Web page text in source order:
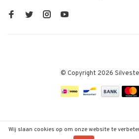
© Copyright 2026
Wij slaan cookies op om onze website te